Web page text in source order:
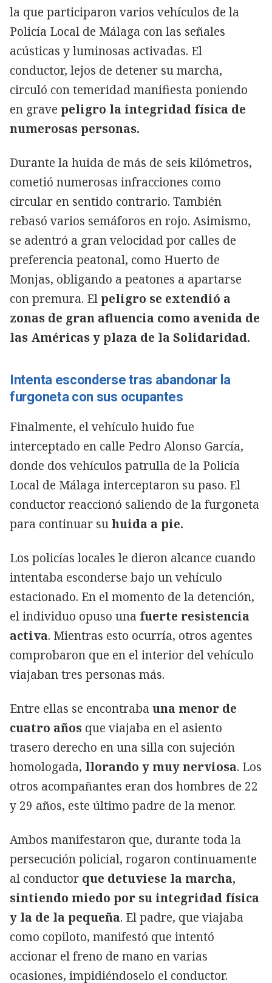
la que participaron varios vehículos de la
Policía Local de Málaga con las señales
acústicas y luminosas activadas. El
conductor, lejos de detener su marcha,
circuló con temeridad manifiesta poniendo
en grave peligro la integridad física de
numerosas personas.
Durante la huida de más de seis kilómetros,
cometió numerosas infracciones como
circular en sentido contrario. También
rebasó varios semáforos en rojo. Asimismo,
se adentró a gran velocidad por calles de
preferencia peatonal, como Huerto de
Monjas, obligando a peatones a apartarse
con premura. El peligro se extendió a
zonas de gran afluencia como avenida de
las Américas y plaza de la Solidaridad.
Intenta esconderse tras abandonar la
furgoneta con sus ocupantes
Finalmente, el vehículo huido fue
interceptado en calle Pedro Alonso García,
donde dos vehículos patrulla de la Policía
Local de Málaga interceptaron su paso. El
conductor reaccionó saliendo de la furgoneta
para continuar suhuida a pie.
Los policías locales le dieron alcance cuando
intentaba esconderse bajo un vehículo
estacionado. En el momento de la detención,
el individuo opuso una fuerte resistencia
activa. Mientras esto ocurría, otros agentes
comprobaron que en el interior del vehículo
viajaban tres personas más.
Entre ellas se encontraba una menor de
cuatro años que viajaba en el asiento
trasero derecho en una silla con sujeción
homologada, llorando y muy nerviosa. Los
otros acompañantes eran dos hombres de 22
y 29 años, este último padre de la menor.
Ambos manifestaron que, durante toda la
persecución policial, rogaron continuamente
al conductor que detuviese la marcha,
sintiendo miedo por su integridad física
y la de la pequeña. El padre, que viajaba
como copiloto, manifestó que intentó
accionar el freno de mano en varias
ocasiones, impidiéndoselo el conductor.